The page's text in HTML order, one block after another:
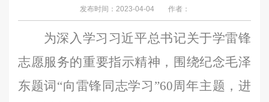
发布时间：2023-04-04 作者：
为深入学习习近平总书记关于学雷锋
志愿服务的重要指示精神，围绕纪念毛泽
东题词 “向雷锋同志学习”60周年主题，进